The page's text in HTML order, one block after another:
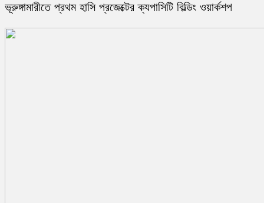
ভূরুঙ্গামারীতে প্রথম হাসি প্রজেক্টের ক্যপাসিটি বিল্ডিং ওয়ার্কশপ